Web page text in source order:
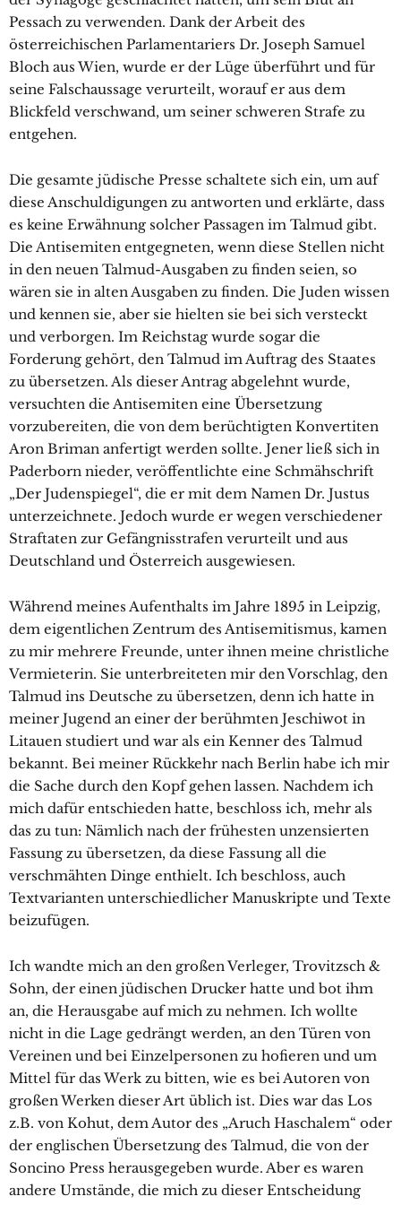
Pessach zu verwenden. Dank der Arbeit des
österreichischen Parlamentariers Dr. Joseph Samuel
Bloch aus Wien, wurde er der Lüge überführt und für
seine Falschaussage verurteilt, worauf er aus dem
Blickfeld verschwand, um seiner schweren Strafe zu
entgehen.
Die gesamte jüdische Presse schaltete sich ein, um auf
diese Anschuldigungen zu antworten und erklärte, dass
es keine Erwähnung solcher Passagen im Talmud gibt.
Die Antisemiten entgegneten, wenn diese Stellen nicht
in den neuen Talmud-Ausgaben zu finden seien, so
wären sie in alten Ausgaben zu finden. Die Juden wissen
und kennen sie, aber sie hielten sie bei sich versteckt
und verborgen. Im Reichstag wurde sogar die
Forderung gehört, den Talmud im Auftrag des Staates
zu übersetzen. Als dieser Antrag abgelehnt wurde,
versuchten die Antisemiten eine Übersetzung
vorzubereiten, die von dem berüchtigten Konvertiten
Aron Briman anfertigt werden sollte. Jener ließ sich in
Paderborn nieder, veröffentlichte eine Schmähschrift
„Der Judenspiegel“, die er mit dem Namen Dr. Justus
unterzeichnete. Jedoch wurde er wegen verschiedener
Straftaten zur Gefängnisstrafen verurteilt und aus
Deutschland und Österreich ausgewiesen.
Während meines Aufenthalts im Jahre 1895 in Leipzig,
dem eigentlichen Zentrum des Antisemitismus, kamen
zu mir mehrere Freunde, unter ihnen meine christliche
Vermieterin. Sie unterbreiteten mir den Vorschlag, den
Talmud ins Deutsche zu übersetzen, denn ich hatte in
meiner Jugend an einer der berühmten Jeschiwot in
Litauen studiert und war als ein Kenner des Talmud
bekannt. Bei meiner Rückkehr nach Berlin habe ich mir
die Sache durch den Kopf gehen lassen. Nachdem ich
mich dafür entschieden hatte, beschloss ich, mehr als
das zu tun: Nämlich nach der frühesten unzensierten
Fassung zu übersetzen, da diese Fassung all die
verschmähten Dinge enthielt. Ich beschloss, auch
Textvarianten unterschiedlicher Manuskripte und Texte
beizufügen.
Ich wandte mich an den großen Verleger, Trovitzsch &
Sohn, der einen jüdischen Drucker hatte und bot ihm
an, die Herausgabe auf mich zu nehmen. Ich wollte
nicht in die Lage gedrängt werden, an den Türen von
Vereinen und bei Einzelpersonen zu hofieren und um
Mittel für das Werk zu bitten, wie es bei Autoren von
großen Werken dieser Art üblich ist. Dies war das Los
z.B. von Kohut, dem Autor des „Aruch Haschalem“ oder
der englischen Übersetzung des Talmud, die von der
Soncino Press herausgegeben wurde. Aber es waren
andere Umstände, die mich zu dieser Entscheidung